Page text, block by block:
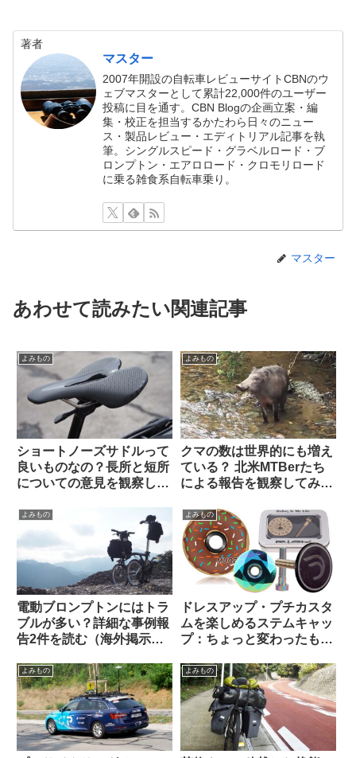
著者
マスター
2007年開設の自転車レビューサイトCBNのウ
ェブマスターとして累計22,000件のユーザー
投稿に目を通す。CBN Blogの企画立案・編
集・校正を担当するかたわら日々のニュー
ス・製品レビュー・エディトリアル記事を執
筆。シングルスピード・グラベルロード・ブ
ロンプトン・エアロロード・クロモリロード
に乗る雑食系自転車乗り。
マスター
あわせて読みたい関連記事
よみもの
ショートノーズサドルって
良いものなの？長所と短所
についての意見を観察して
よみもの
クマの数は世界的にも増え
ている？ 北米MTBerたち
による報告を観察してみよ
よみもの
電動ブロンプトンにはトラ
ブルが多い？詳細な事例報
告2件を読む（海外掲示板
よみもの
ドレスアップ・プチカスタ
ムを楽しめるステムキャッ
プ：ちょっと変わったもの
た【ギフトにも好適】
よみもの よみもの